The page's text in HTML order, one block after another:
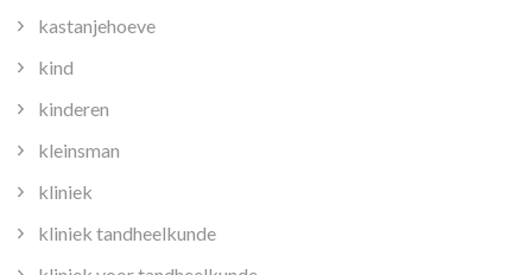
kastanjehoeve
kind
kinderen
kleinsman
kliniek
kliniek tandheelkunde